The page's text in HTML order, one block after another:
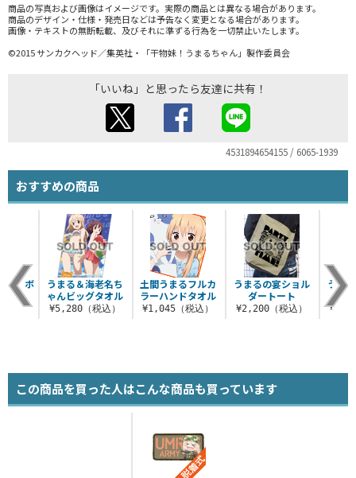
商品の写真および画像はイメージです。実際の商品とは異なる場合があります。
商品のデザイン・仕様・発売日などは予告なく変更となる場合があります。
画像・テキストの無断転載、及びそれに準ずる行為を一切禁止いたします。
©2015 サンカクヘッド／集英社・「干物妹！うまるちゃん」製作委員会
「いいね」と思ったら友達に共有！
4531894654155 / 6065-1939
おすすめの商品
土間うまるフルカ
ラーハンドタオル
¥1,045（税込）
うまるの宴ショル
ダートート
¥2,200（税込）
うま
ィッ
シュボ
ー
込）
うまる＆海老名ち
ゃんビッグタオル
¥5,280（税込）
この商品を買った人はこんな商品も買っています